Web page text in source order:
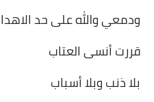
ودمعي والله على حد
قررت أنسى العتاب
بلا ذنب وبلا أسباب